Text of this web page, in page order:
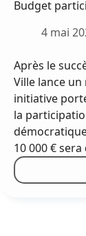
Budget
4 mai
Après le
Ville lance
initiative
la
10 000 €